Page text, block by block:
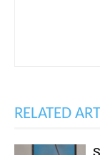
RELATED